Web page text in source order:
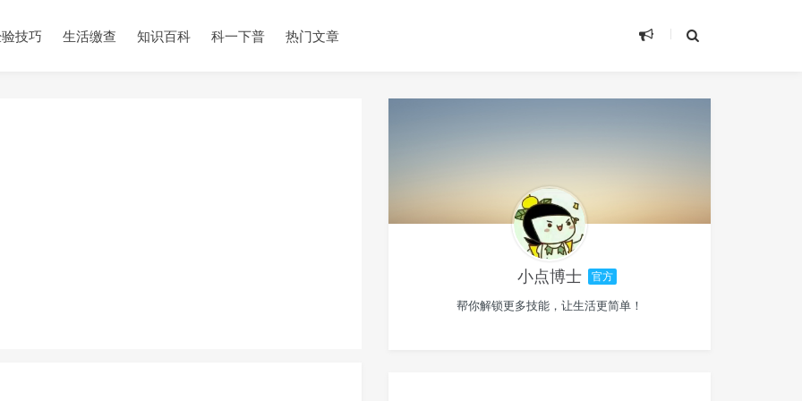
技巧 生活缴查 知识百科 科一下普 热门文章
小点博士 官方
帮你解锁更多技能，让生活更简单！